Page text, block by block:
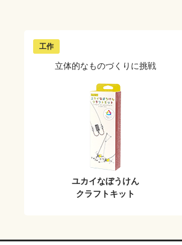
工作
立体的なものづくりに挑戦
ユカイなぼうけん
クラフトキット